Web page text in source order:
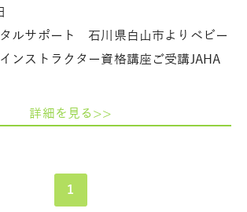
ルサポート 石川県白山市よりベビー
ンストラクター資格講座ご受講JAHA
詳細を見る>>
1